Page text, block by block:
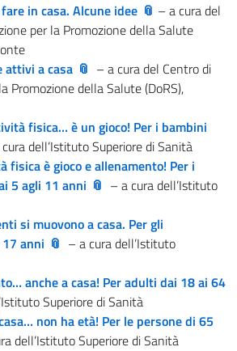
in casa. Alcune idee
– a cura del
per la Promozione della Salute
attivi a casa
– a cura del Centro di
Promozione della Salute (DoRS),
fisica… è un gioco! Per i bambini
dell’Istituto Superiore di Sanità
fisica è gioco e allenamento! Per i
5 agli 11 anni
– a cura dell’Istituto
si muovono a casa. Per gli
anni
– a cura dell’Istituto
anche a casa! Per adulti dai 18 ai 64
Superiore di Sanità
non ha età! Per le persone di 65
dell’Istituto Superiore di Sanità